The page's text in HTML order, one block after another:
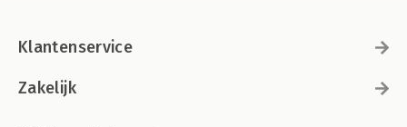
Klantenservice
Zakelijk